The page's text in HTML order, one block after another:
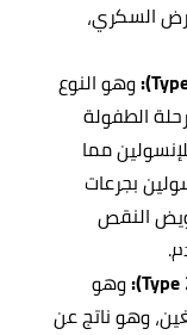
السكري،
وهو النوع
الطفولة
مما
بجرعات
النقص
وهو
وهو ناتج عن